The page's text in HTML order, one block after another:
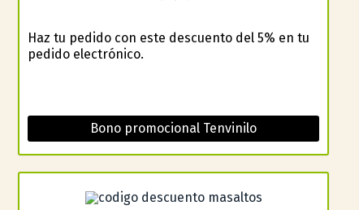
Haz tu pedido con este descuento del 5% en tu
pedido electrónico.
Bono promocional Tenvinilo